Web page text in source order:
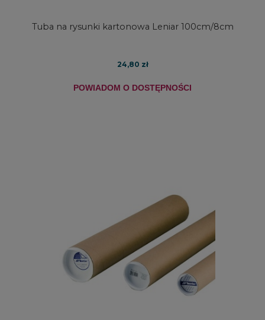
Tuba na rysunki kartonowa Leniar 100cm/8cm
24,80 zł
POWIADOM O DOSTĘPNOŚCI